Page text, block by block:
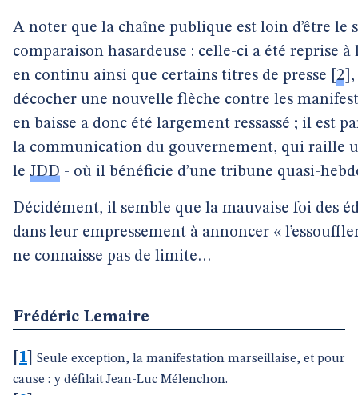
A noter que la chaîne publique est loin d’être le
comparaison hasardeuse : celle-ci a été reprise
en continu ainsi que certains titres de presse
2
décocher une nouvelle flèche contre les
en baisse a donc été largement ressassé ; il est
la communication du gouvernement, qui raille
le JDD - où il bénéficie d’une tribune quasi-
Décidément, il semble que la mauvaise foi des
dans leur empressement à annoncer «
ne connaisse pas de limite…
Frédéric Lemaire
1
Seule exception, la manifestation marseillaise, et pour
cause : y défilait Jean-Luc Mélenchon.